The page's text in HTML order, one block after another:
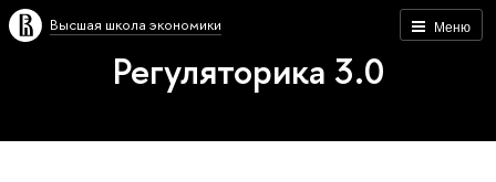
Меню
Высшая школа экономики
Регуляторика 3.0